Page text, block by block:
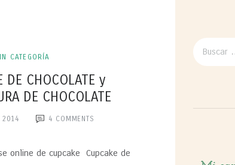
CATEGORÍA
DE CHOCOLATE y
DE CHOCOLATE
2014 4 COMMENTS
online de cupcake Cupcake de
Buscar
por: